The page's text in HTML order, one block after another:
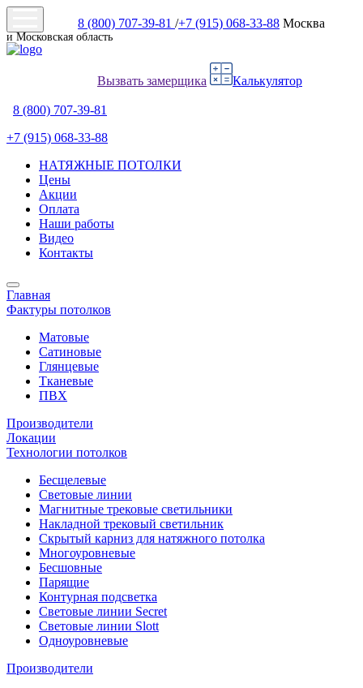
8 (800) 707-39-81 /+7 (915) 068-33-88 Москва
и Московская область
Вызвать замерщика Калькулятор
8 (800) 707-39-81
+7 (915) 068-33-88
НАТЯЖНЫЕ ПОТОЛКИ
Цены
Акции
Оплата
Наши работы
Видео
Контакты
Главная
Фактуры потолков
Матовые
Сатиновые
Глянцевые
Тканевые
ПВХ
Производители
Локации
Технологии потолков
Бесщелевые
Световые линии
Магнитные трековые светильники
Накладной трековый светильник
Скрытый карниз для натяжного потолка
Многоуровневые
Бесшовные
Парящие
Контурная подсветка
Световые линии Secret
Световые линии Slott
Одноуровневые
Производители